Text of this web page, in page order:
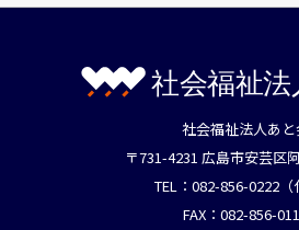
社会福祉法人あと
〒731-4231 広島市安芸区
TEL：082-856-0222（
FAX：082-856-